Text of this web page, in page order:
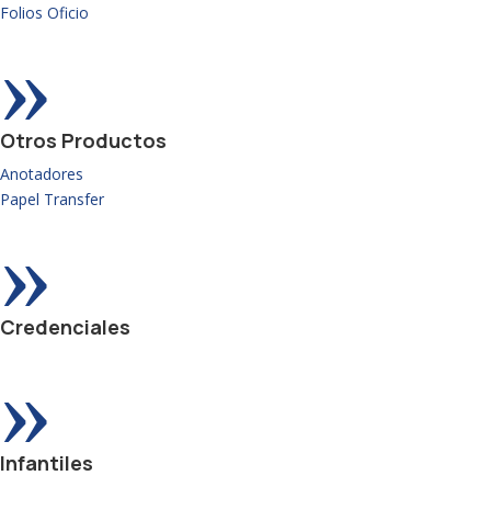
Folios Oficio
»
Otros Productos
Anotadores
Papel Transfer
»
Credenciales
»
Infantiles